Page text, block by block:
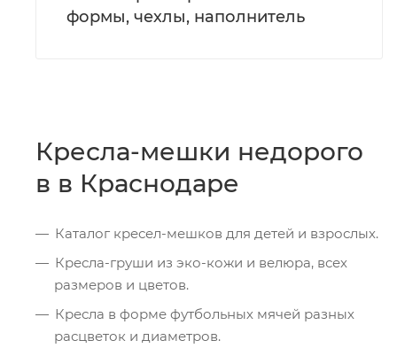
формы, чехлы, наполнитель
Кресла-мешки недорого
в в Краснодаре
Каталог кресел-мешков для детей и взрослых.
Кресла-груши из эко-кожи и велюра, всех
размеров и цветов.
Кресла в форме футбольных мячей разных
расцветок и диаметров.